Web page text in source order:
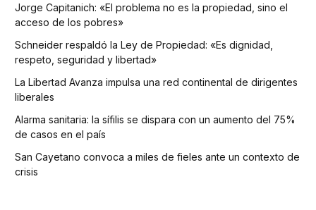
Jorge Capitanich: «El problema no es la propiedad, sino el
acceso de los pobres»
Schneider respaldó la Ley de Propiedad: «Es dignidad,
respeto, seguridad y libertad»
La Libertad Avanza impulsa una red continental de dirigentes
liberales
Alarma sanitaria: la sífilis se dispara con un aumento del 75%
de casos en el país
San Cayetano convoca a miles de fieles ante un contexto de
crisis